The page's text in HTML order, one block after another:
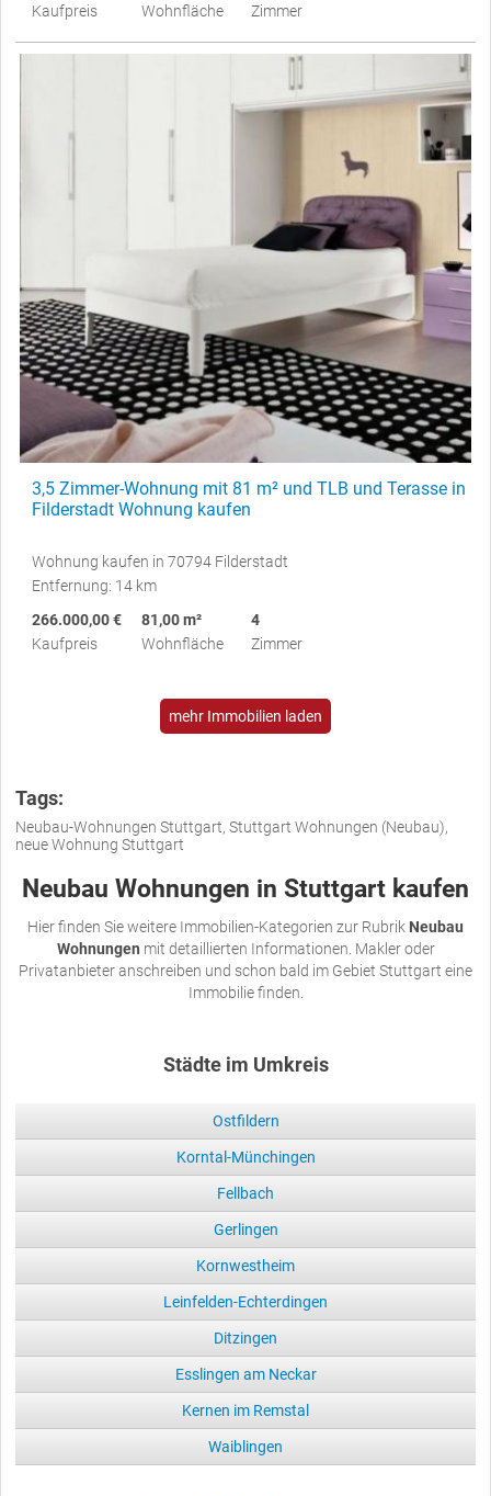
Kaufpreis Wohnfläche Zimmer
3,5 Zimmer-Wohnung mit 81 m² und TLB und Terasse in
Filderstadt Wohnung kaufen
Wohnung kaufen in 70794 Filderstadt
Entfernung: 14 km
266.000,00 €
Kaufpreis
81,00 m²
Wohnfläche
4
Zimmer
mehr Immobilien laden
Tags:
Neubau-Wohnungen Stuttgart, Stuttgart Wohnungen (Neubau),
neue Wohnung Stuttgart
Neubau Wohnungen in Stuttgart kaufen
Hier finden Sie weitere Immobilien-Kategorien zur Rubrik Neubau
Wohnungen mit detaillierten Informationen. Makler oder
Privatanbieter anschreiben und schon bald im Gebiet Stuttgart eine
Immobilie finden.
Städte im Umkreis
Ostfildern
Korntal-Münchingen
Fellbach
Gerlingen
Kornwestheim
Leinfelden-Echterdingen
Ditzingen
Esslingen am Neckar
Kernen im Remstal
Waiblingen